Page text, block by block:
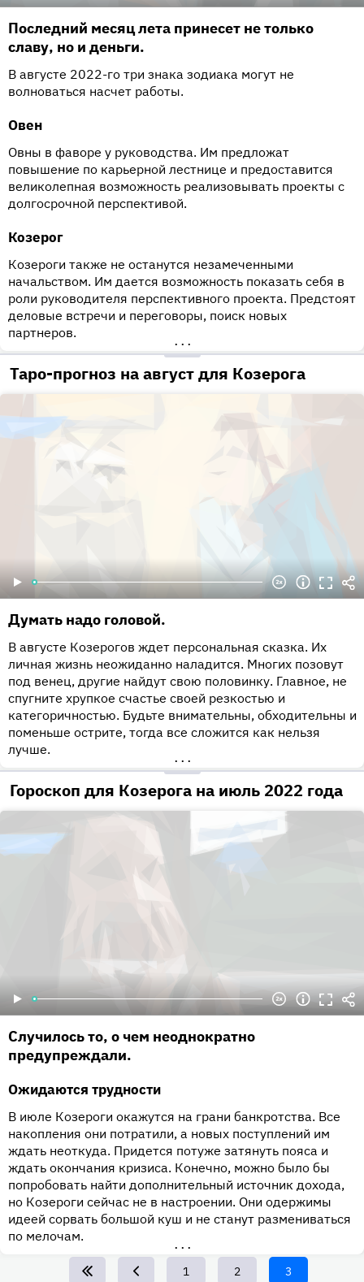
Последний месяц лета принесет не только
славу, но и деньги.
В августе 2022-го три знака зодиака могут не
волноваться насчет работы.
Овен
Овны в фаворе у руководства. Им предложат
повышение по карьерной лестнице и предоставится
великолепная возможность реализовывать проекты с
долгосрочной перспективой.
Козерог
Козероги также не останутся незамеченными
начальством. Им дается возможность показать себя в
роли руководителя перспективного проекта. Предстоят
деловые встречи и переговоры, поиск новых
партнеров.
•••
Таро-прогноз на август для Козерога
Думать надо головой.
В августе Козерогов ждет персональная сказка. Их
личная жизнь неожиданно наладится. Многих позовут
под венец, другие найдут свою половинку. Главное, не
спугните хрупкое счастье своей резкостью и
категоричностью. Будьте внимательны, обходительны и
поменьше острите, тогда все сложится как нельзя
лучше.
•••
Гороскоп для Козерога на июль 2022 года
Случилось то, о чем неоднократно
предупреждали.
Ожидаются трудности
В июле Козероги окажутся на грани банкротства. Все
накопления они потратили, а новых поступлений им
ждать неоткуда. Придется потуже затянуть пояса и
ждать окончания кризиса. Конечно, можно было бы
попробовать найти дополнительный источник дохода,
но Козероги сейчас не в настроении. Они одержимы
идеей сорвать большой куш и не станут размениваться
по мелочам.
•••
Page
1 Page
2 Текущая
3